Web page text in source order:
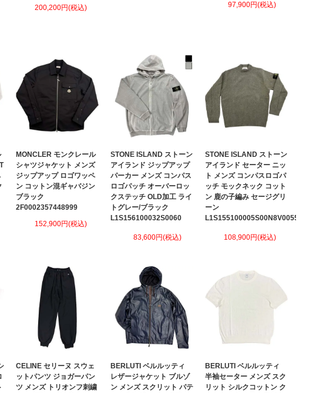
200,200円(税込)
97,900円(税込)
MONCLER モンクレール
シャツジャケット メンズ
ジップアップ ロゴワッペ
ン コットン混ギャバジン
ブラック
2F0002357448999
152,900円(税込)
STONE ISLAND ストーン
アイランド ジップアップ
パーカー メンズ コンパス
ロゴパッチ オーバーロッ
クステッチ OLD加工 ライ
トグレー/ブラック
L1S156100032S0060
83,600円(税込)
STONE ISLAND ストーン
アイランド セーター ニッ
ト メンズ コンパスロゴパ
ッチ モックネック コット
ン 鹿の子編み セージグリ
ーン
L1S155100005S00N8V0055
108,900円(税込)
CELINE セリーヌ スウェ
ットパンツ ジョガーパン
ツ メンズ トリオンフ刺繍
BERLUTI ベルルッティ
レザージャケット ブルゾ
ン メンズ スクリット パテ
BERLUTI ベルルッティ
半袖セーター メンズ スク
リット シルクコットン ク